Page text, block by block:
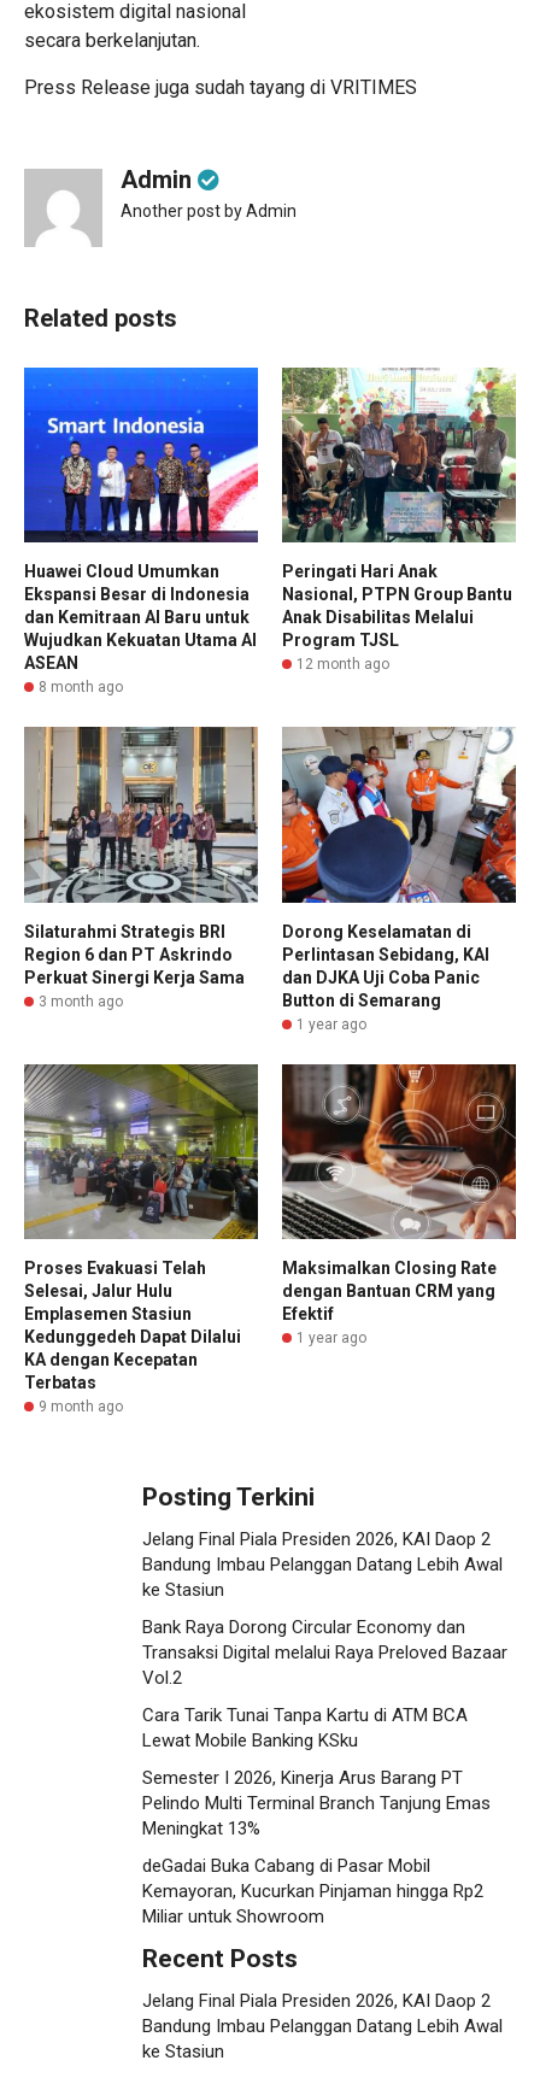
ekosistem digital nasional
secara berkelanjutan.
Press Release juga sudah tayang di VRITIMES
Admin
Another post by Admin
Related posts
Huawei Cloud Umumkan
Ekspansi Besar di Indonesia
dan Kemitraan AI Baru untuk
Wujudkan Kekuatan Utama AI
ASEAN
8 month ago
Peringati Hari Anak
Nasional, PTPN Group Bantu
Anak Disabilitas Melalui
Program TJSL
12 month ago
Silaturahmi Strategis BRI
Region 6 dan PT Askrindo
Perkuat Sinergi Kerja Sama
3 month ago
Dorong Keselamatan di
Perlintasan Sebidang, KAI
dan DJKA Uji Coba Panic
Button di Semarang
1 year ago
Proses Evakuasi Telah
Selesai, Jalur Hulu
Emplasemen Stasiun
Kedunggedeh Dapat Dilalui
KA dengan Kecepatan
Terbatas
9 month ago
Maksimalkan Closing Rate
dengan Bantuan CRM yang
Efektif
1 year ago
Posting Terkini
Jelang Final Piala Presiden 2026, KAI Daop 2
Bandung Imbau Pelanggan Datang Lebih Awal
ke Stasiun
Bank Raya Dorong Circular Economy dan
Transaksi Digital melalui Raya Preloved Bazaar
Vol.2
Cara Tarik Tunai Tanpa Kartu di ATM BCA
Lewat Mobile Banking KSku
Semester I 2026, Kinerja Arus Barang PT
Pelindo Multi Terminal Branch Tanjung Emas
Meningkat 13%
deGadai Buka Cabang di Pasar Mobil
Kemayoran, Kucurkan Pinjaman hingga Rp2
Miliar untuk Showroom
Recent Posts
Jelang Final Piala Presiden 2026, KAI Daop 2
Bandung Imbau Pelanggan Datang Lebih Awal
ke Stasiun